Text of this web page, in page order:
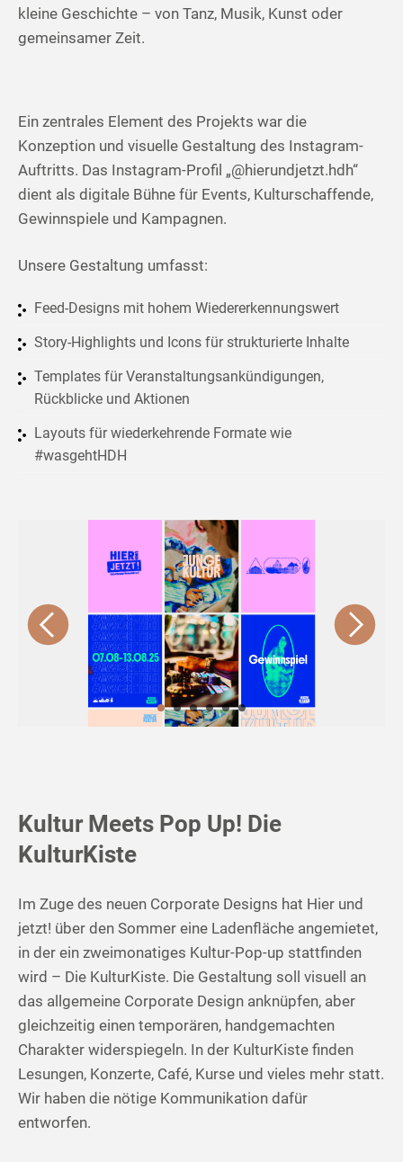
kleine Geschichte – von Tanz, Musik, Kunst oder
gemeinsamer Zeit.
Ein zentrales Element des Projekts war die
Konzeption und visuelle Gestaltung des Instagram-
Auftritts. Das Instagram-Profil „@hierundjetzt.hdh“
dient als digitale Bühne für Events, Kulturschaffende,
Gewinnspiele und Kampagnen.
Unsere Gestaltung umfasst:
Feed-Designs mit hohem Wiedererkennungswert
Story-Highlights und Icons für strukturierte Inhalte
Templates für Veranstaltungsankündigungen,
Rückblicke und Aktionen
Layouts für wiederkehrende Formate wie
#wasgehtHDH
Kultur Meets Pop Up! Die
KulturKiste
Im Zuge des neuen Corporate Designs hat Hier und
jetzt! über den Sommer eine Ladenfläche angemietet,
in der ein zweimonatiges Kultur-Pop-up stattfinden
wird – Die KulturKiste. Die Gestaltung soll visuell an
das allgemeine Corporate Design anknüpfen, aber
gleichzeitig einen temporären, handgemachten
Charakter widerspiegeln. In der KulturKiste finden
Lesungen, Konzerte, Café, Kurse und vieles mehr statt.
Wir haben die nötige Kommunikation dafür
entworfen.